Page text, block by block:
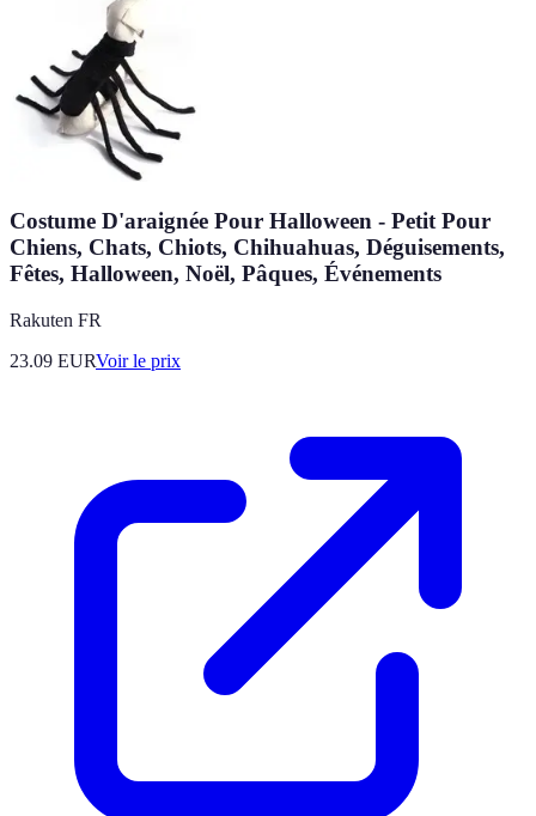
Costume D'araignée Pour Halloween - Petit Pour
Chiens, Chats, Chiots, Chihuahuas, Déguisements,
Fêtes, Halloween, Noël, Pâques, Événements
Rakuten FR
23.09 EURVoir le prix